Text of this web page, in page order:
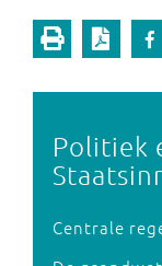
Politiek
Centrale